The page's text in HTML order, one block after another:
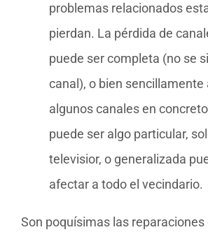
problemas relacionados
pierdan. La pérdida de
puede ser completa (no se
canal), o bien sencillamente
algunos canales en
puede ser algo particular,
televisior, o generalizada
afectar a todo el vecindario.
Son poquísimas las